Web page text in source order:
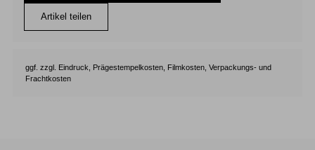
Artikel teilen
ggf. zzgl. Eindruck, Prägestempelkosten, Filmkosten, Verpackungs- und
Frachtkosten